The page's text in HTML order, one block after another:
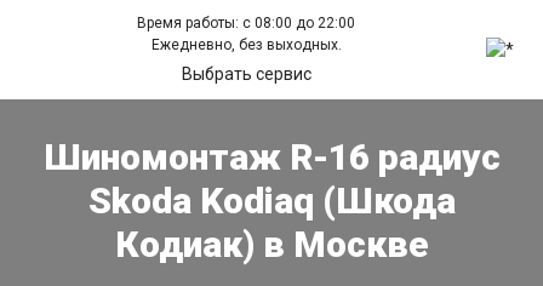
Время работы: с 08:00 до 22:00
Ежедневно, без выходных.
Выбрать сервис
Шиномонтаж R-16 радиус
Skoda Kodiaq (Шкода
Кодиак) в Москве